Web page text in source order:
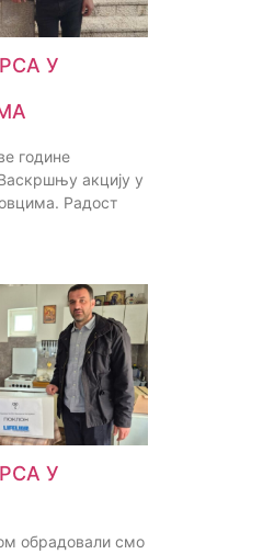
У
године
акцију у
Радост
У
обрадовали смо